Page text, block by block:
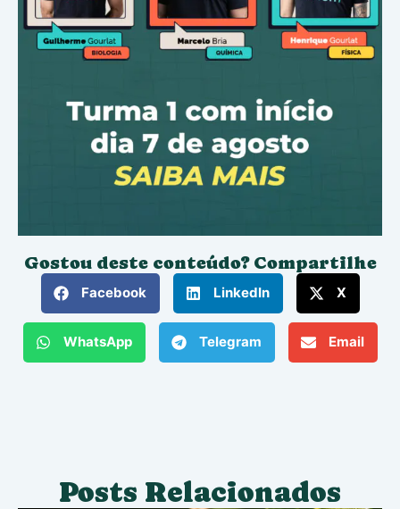
Gostou deste conteúdo? Compartilhe
Facebook LinkedIn X
WhatsApp Telegram Email
Posts Relacionados